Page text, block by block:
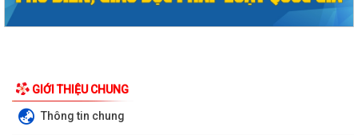
GIỚI THIỆU CHUNG
Thông tin chung